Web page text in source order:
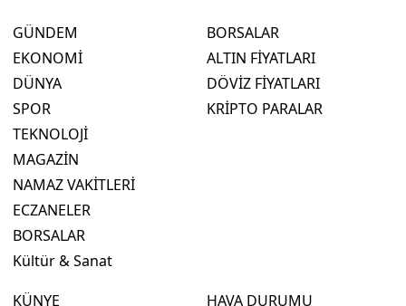
GÜNDEM
EKONOMİ
DÜNYA
SPOR
TEKNOLOJİ
MAGAZİN
NAMAZ VAKİTLERİ
ECZANELER
BORSALAR
Kültür & Sanat
BORSALAR
ALTIN FİYATLARI
DÖVİZ FİYATLARI
KRİPTO PARALAR
KÜNYE HAVA DURUMU